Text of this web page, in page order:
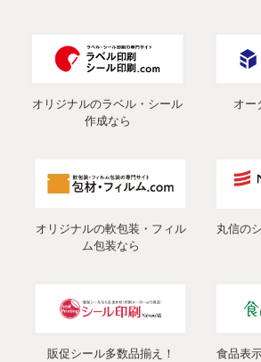
オリジナルのラベル・シール
作成なら
オー
オリジナルの軟包装・フィル
ム包装なら
丸信の
販促シール多数品揃え！
食品表